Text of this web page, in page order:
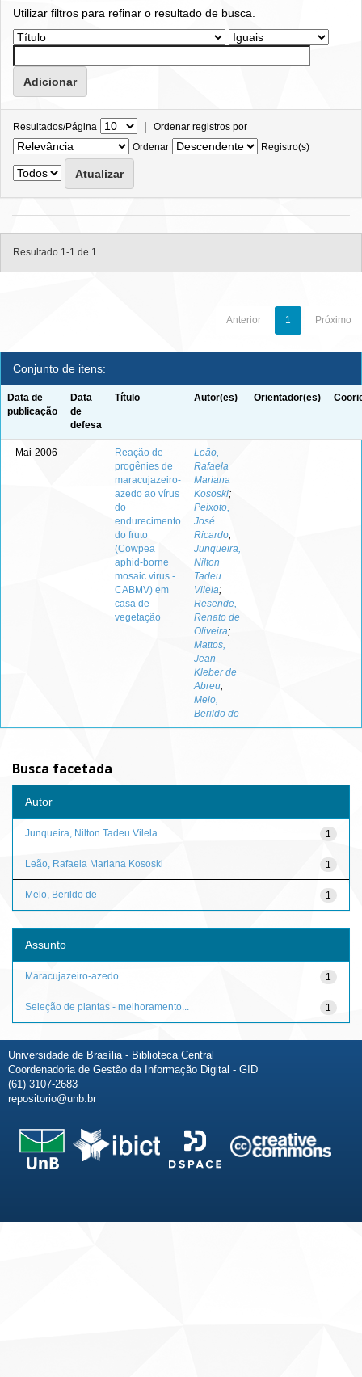
Utilizar filtros para refinar o resultado de busca.
Resultados/Página | Ordenar registros por
Ordenar
Registro(s)
Resultado 1-1 de 1.
Anterior 1 Próximo
Conjunto de itens:
Data de
publicação
Data
de
defesa
Título Autor(es) Orientador(es)
Mai-2006 -
Reação de
progênies de
maracujazeiro-
azedo ao vírus
do
endurecimento
do fruto
(Cowpea
aphid-borne
mosaic virus -
CABMV) em
casa de
vegetação
Leão,
Rafaela
Mariana
Kososki;
Peixoto,
José
Ricardo;
Junqueira,
Nilton
Tadeu
Vilela;
Resende,
Renato de
Oliveira;
Mattos,
Jean
Kleber de
Abreu;
Melo,
Berildo de
- -
Busca facetada
Autor
1
Junqueira, Nilton Tadeu Vilela
1
Leão, Rafaela Mariana Kososki
1
Melo, Berildo de
Assunto
1
Maracujazeiro-azedo
1
Seleção de plantas - melhoramento...
Universidade de Brasília - Biblioteca Central
Coordenadoria de Gestão da Informação Digital - GID
(61) 3107-2683
repositorio@unb.br